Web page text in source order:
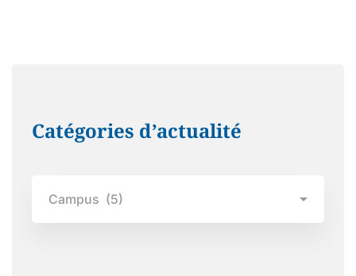
Catégories d’actualité
d’actualité